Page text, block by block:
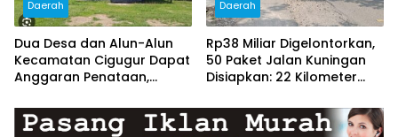
Daerah
Dua Desa dan Alun-Alun
Kecamatan Cigugur Dapat
Anggaran Penataan,
Publik yang Lebih Terang
dan Nyaman
Daerah
Rp38 Miliar Digelontorkan,
50 Paket Jalan Kuningan
Disiapkan: 22 Kilometer